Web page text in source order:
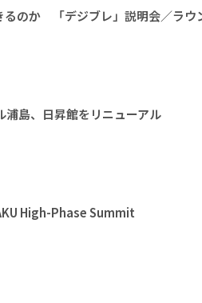
るのか 「デジブレ」説明会／ラウ
島、日昇館をリニューアル
High-Phase Summit